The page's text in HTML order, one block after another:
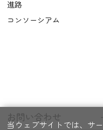
進路
コンソーシアム
お問い合わせ
当ウェブサイトでは、サ